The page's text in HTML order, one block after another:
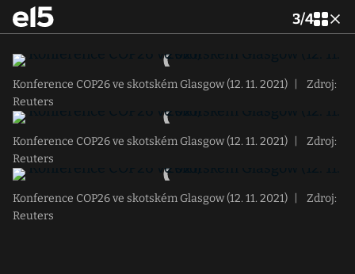
3/4
Konference COP26 ve skotském Glasgow (12. 11. 2021)
Zdroj:
Reuters
Konference COP26 ve skotském Glasgow (12. 11. 2021)
Zdroj:
Reuters
Konference COP26 ve skotském Glasgow (12. 11. 2021)
Zdroj:
Reuters